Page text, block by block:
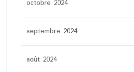
octobre 2024
septembre 2024
août 2024